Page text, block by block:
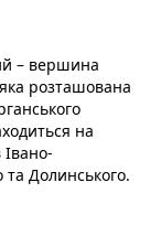
– вершина
розташована
на
Івано-
та Долинського.